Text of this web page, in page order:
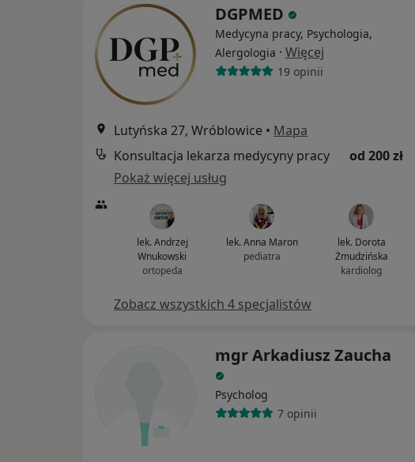
DGPMED
Medycyna pracy, Psychologia,
Alergologia · Więcej
19 opinii
Lutyńska 27, Wróblowice • Mapa
Konsultacja lekarza medycyny pracy
od 200 zł
Pokaż więcej usług
lek. Andrzej
Wnukowski
ortopeda
lek. Anna Maron
pediatra
lek. Dorota
Żmudzińska
kardiolog
Zobacz wszystkich 4 specjalistów
mgr Arkadiusz Zaucha
Psycholog
7 opinii